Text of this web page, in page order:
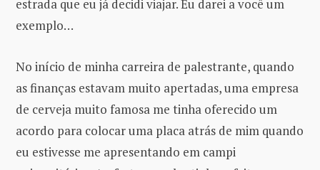
estrada que eu já decidi viajar. Eu darei a você um
exemplo…
No início de minha carreira de palestrante, quando
as finanças estavam muito apertadas, uma empresa
de cerveja muito famosa me tinha oferecido um
acordo para colocar uma placa atrás de mim quando
eu estivesse me apresentando em campi